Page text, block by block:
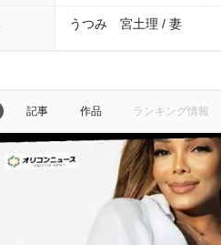
うつみ 宮土理 / 妻
記事 作品 ランキング情報